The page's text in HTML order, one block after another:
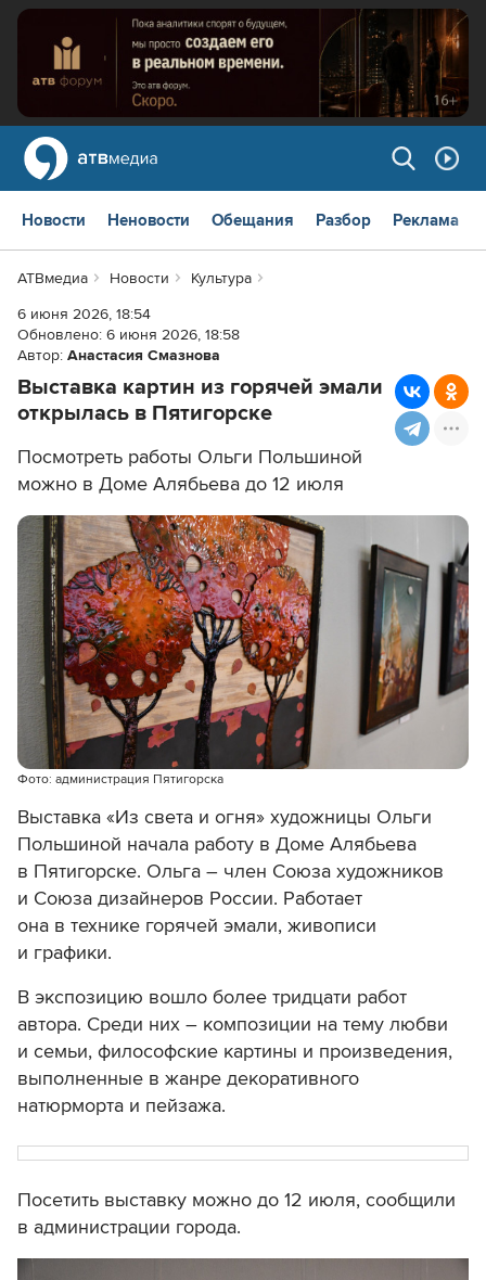
Новости Неновости Обещания Разбор Реклама
АТВмедиа Новости
Культура
6 июня 2026, 18:54
Обновлено: 6 июня 2026, 18:58
Автор: Анастасия Смазнова
Выставка картин из горячей эмали
открылась в Пятигорске
Посмотреть работы Ольги Польшиной
можно в Доме Алябьева до 12 июля
Фото: администрация Пятигорска
Выставка «Из света и огня» художницы Ольги
Польшиной начала работу в Доме Алябьева
в Пятигорске. Ольга – член Союза художников
и Союза дизайнеров России. Работает
она в технике горячей эмали, живописи
и графики.
В экспозицию вошло более тридцати работ
автора. Среди них – композиции на тему любви
и семьи, философские картины и произведения,
выполненные в жанре декоративного
натюрморта и пейзажа.
Посетить выставку можно до 12 июля, сообщили
в администрации города.